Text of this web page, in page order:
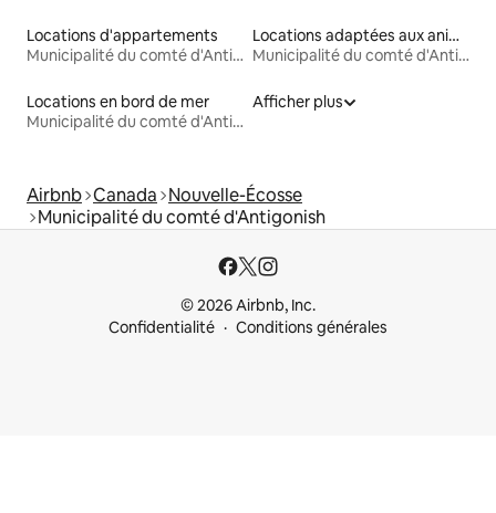
Locations d'appartements
Municipalité du comté d'Antigonish
Locations adaptées aux animaux
Municipalité du comté d'Antigonish
Locations en bord de mer
Municipalité du comté d'Antigonish
Afficher plus
Airbnb Canada Nouvelle-Écosse
Municipalité du comté d'Antigonish
© 2026 Airbnb, Inc.
Confidentialité
Conditions générales